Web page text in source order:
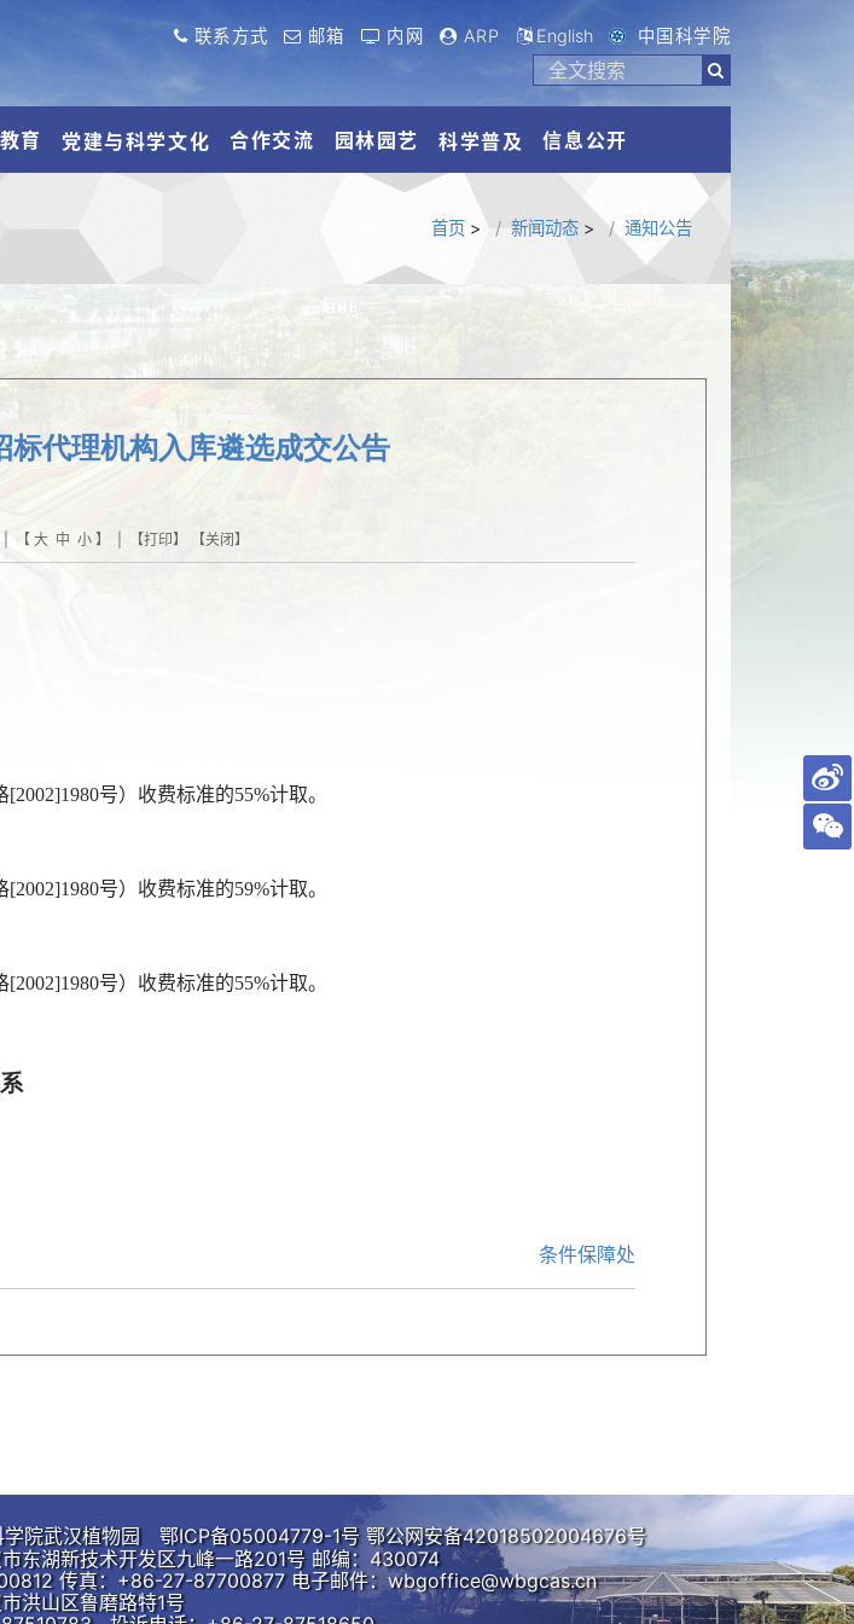
联系方式 邮箱 内网 ARP English 中国科学院
育 党建与科学文化 合作交流 园林园艺 科学普及 信息公开
首页> 新闻动态> 通知公告
标代理机构入库遴选成交公告
| 【 大 中 小】 | 【打印】 【关闭】
[2002]1980号）收费标准的55%计取。
[2002]1980号）收费标准的59%计取。
[2002]1980号）收费标准的55%计取。
条件保障处
学院武汉植物园鄂ICP备05004779-1号鄂公网安备42018502004676号
东湖新技术开发区九峰一路201号 邮编：430074
传真：+86-27-87700877 电子邮件：wbgoffice@wbgcas.cn
洪山区鲁磨路特1号